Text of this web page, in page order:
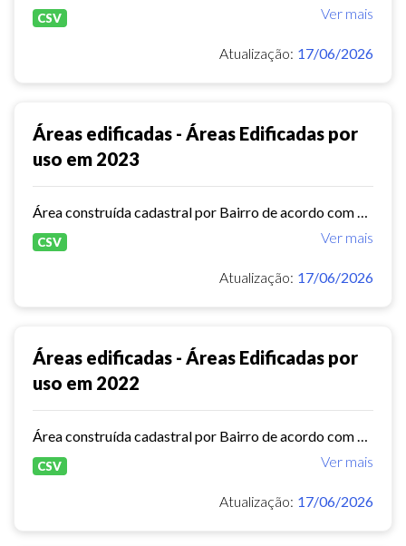
Ver mais
CSV
Atualização: 17/06/2026
Áreas edificadas - Áreas Edificadas por
uso em 2023
Ver mais
CSV
Atualização: 17/06/2026
Áreas edificadas - Áreas Edificadas por
uso em 2022
Ver mais
CSV
Atualização: 17/06/2026